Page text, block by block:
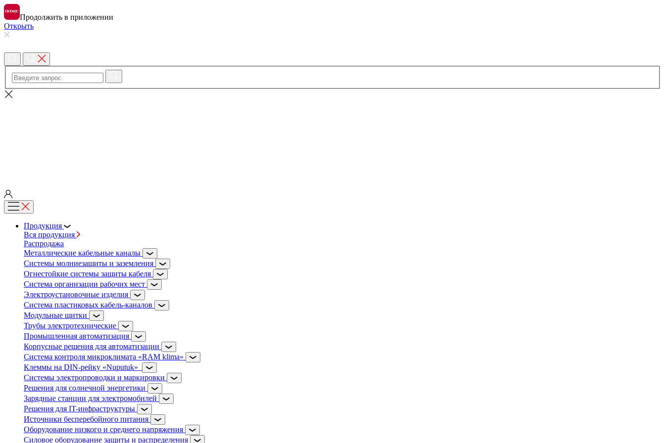
Продолжить в приложении
Открыть
Продукция
Вся продукция
Распродажа
Металлические кабельные каналы
Системы молниезащиты и заземления
Огнестойкие системы защиты кабеля
Система организации рабочих мест
Электроустановочные изделия
Система пластиковых кабель-каналов
Модульные щитки
Трубы электротехнические
Промышленная автоматизация
Корпусные решения для автоматизации
Система контроля микроклимата «RAM klima»
Клеммы на DIN-рейку «Nuputuk»
Системы электропроводки и маркировки
Решения для солнечной энергетики
Зарядные станции для электромобилей
Решения для IT-инфраструктуры
Источники бесперебойного питания
Оборудование низкого и среднего напряжения
Силовое оборудование защиты и распределения